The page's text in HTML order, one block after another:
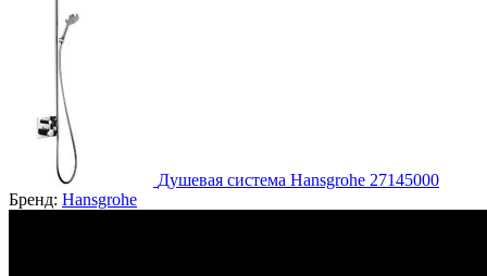
Душевая система Hansgrohe 27145000
Бренд: Hansgrohe